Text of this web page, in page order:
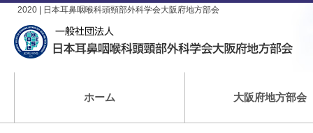
2020 | 日本耳鼻咽喉科頭頸部外科学会大阪府地方部会
ホーム 大阪府地方部会